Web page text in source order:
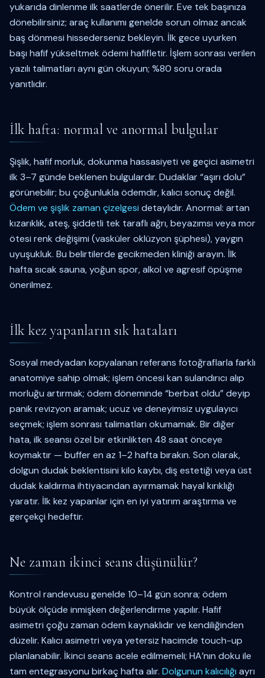
yukarıda dinlenme ilk saatlerde önerilir. Eve tek başınıza
dönebilirsiniz; araç kullanımı genelde sorun olmaz ancak
baş dönmesi hissederseniz bekleyin. İlk gece uyurken
başı hafif yükseltmek ödemi hafifletir. İşlem sonrası verilen
yazılı talimatları aynı gün okuyun; %80 soru orada
yanıtlıdır.
İlk hafta: normal ve anormal bulgular
Şişlik, hafif morluk, dokunma hassasiyeti ve geçici asimetri
ilk 3–7 günde beklenen bulgulardır. Dudaklar “aşırı dolu”
görünebilir; bu çoğunlukla ödemdir, kalıcı sonuç değil.
Ödem ve şişlik zaman çizelgesi detaylıdır. Anormal: artan
kızarıklık, ateş, şiddetli tek taraflı ağrı, beyazımsı veya mor
ötesi renk değişimi (vasküler oklüzyon şüphesi), yaygın
uyuşukluk. Bu belirtilerde gecikmeden kliniği arayın. İlk
hafta sıcak sauna, yoğun spor, alkol ve agresif öpüşme
önerilmez.
İlk kez yapanların sık hataları
Sosyal medyadan kopyalanan referans fotoğraflarla farklı
anatomiye sahip olmak; işlem öncesi kan sulandırıcı alıp
morluğu artırmak; ödem döneminde “berbat oldu” deyip
panik revizyon aramak; ucuz ve deneyimsiz uygulayıcı
seçmek; işlem sonrası talimatları okumamak. Bir diğer
hata, ilk seansı özel bir etkinlikten 48 saat önceye
koymaktır — buffer en az 1–2 hafta bırakın. Son olarak,
dolgun dudak beklentisini kilo kaybı, diş estetiği veya üst
dudak kaldırma ihtiyacından ayırmamak hayal kırıklığı
yaratır. İlk kez yapanlar için en iyi yatırım araştırma ve
gerçekçi hedeftir.
Ne zaman ikinci seans düşünülür?
Kontrol randevusu genelde 10–14 gün sonra; ödem
büyük ölçüde inmişken değerlendirme yapılır. Hafif
asimetri çoğu zaman ödem kaynaklıdır ve kendiliğinden
düzelir. Kalıcı asimetri veya yetersiz hacimde touch-up
planlanabilir. İkinci seans acele edilmemeli; HA’nın doku ile
tam entegrasyonu birkaç hafta alır. Dolgunun kalıcılığı ayrı